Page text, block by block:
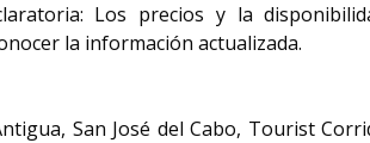
Los precios y la
la información actualizada.
San José del Cabo, Tourist